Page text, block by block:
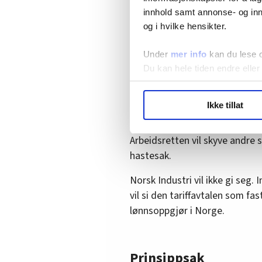
innhold samt annonse- og
og i hvilke hensikter.
Under mer info kan du lese
Du kan hele tiden endre
hvordan våre nettsider blir
annonsering. Disse er
Ikke tillat
For arbeidsgiverne er dette
krever arbeidsgiverne derfor
Arbeidsretten
FriFagbevegelse har fått
Arbeidsretten vil skyve andre
hastesak.
Norsk Industri vil ikke gi
vil si den tariffavtalen som
lønnsoppgjør i Norge.